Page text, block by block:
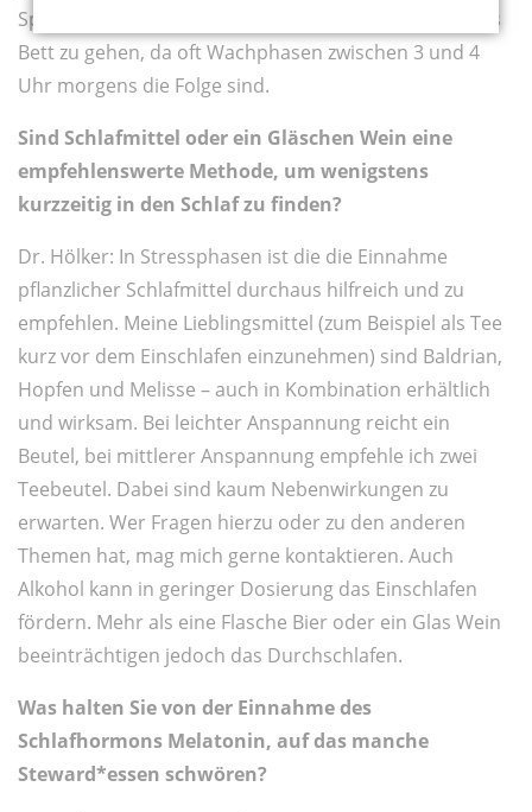
Spätschläfer nichts, schon zwischen 22 und 23 Uhr ins
Bett zu gehen, da oft Wachphasen zwischen 3 und 4
Uhr morgens die Folge sind.
Sind Schlafmittel oder ein Gläschen Wein eine
empfehlenswerte Methode, um wenigstens
kurzzeitig in den Schlaf zu finden?
Dr. Hölker: In Stressphasen ist die die Einnahme
pflanzlicher Schlafmittel durchaus hilfreich und zu
empfehlen. Meine Lieblingsmittel (zum Beispiel als Tee
kurz vor dem Einschlafen einzunehmen) sind Baldrian,
Hopfen und Melisse – auch in Kombination erhältlich
und wirksam. Bei leichter Anspannung reicht ein
Beutel, bei mittlerer Anspannung empfehle ich zwei
Teebeutel. Dabei sind kaum Nebenwirkungen zu
erwarten. Wer Fragen hierzu oder zu den anderen
Themen hat, mag mich gerne kontaktieren. Auch
Alkohol kann in geringer Dosierung das Einschlafen
fördern. Mehr als eine Flasche Bier oder ein Glas Wein
beeinträchtigen jedoch das Durchschlafen.
Was halten Sie von der Einnahme des
Schlafhormons Melatonin, auf das manche
Steward*essen schwören?